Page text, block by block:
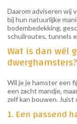
Daarom adviseren wij
bij hun natuurlijke
bodembedekking,
schuilroutes, tunnels
Wat is dan wél
dwerghamsters?
Wil je je hamster een
een zacht mandje,
zelf kan bouwen.
1. Een passend